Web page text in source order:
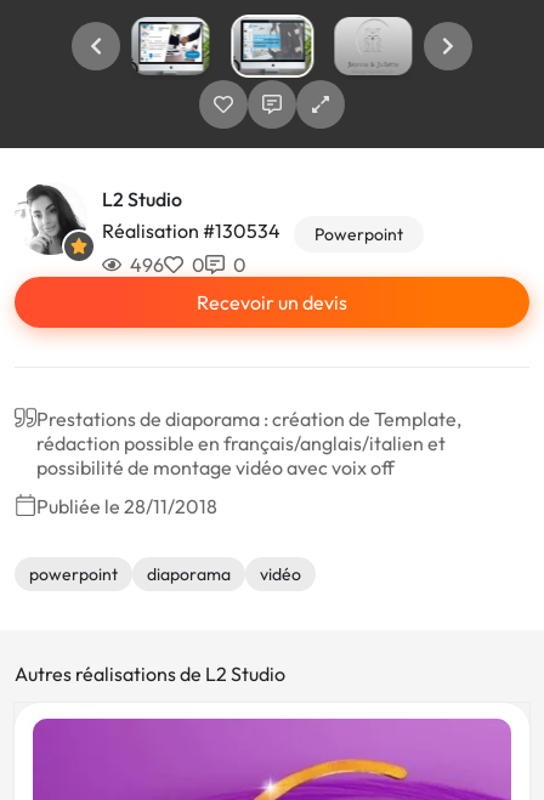
L2 Studio
Réalisation #130534
Powerpoint
496 0
0
Recevoir un devis
Prestations de diaporama : création de Template,
rédaction possible en français/anglais/italien et
possibilité de montage vidéo avec voix off
Publiée le 28/11/2018
powerpoint diaporama vidéo
Autres réalisations de L2 Studio